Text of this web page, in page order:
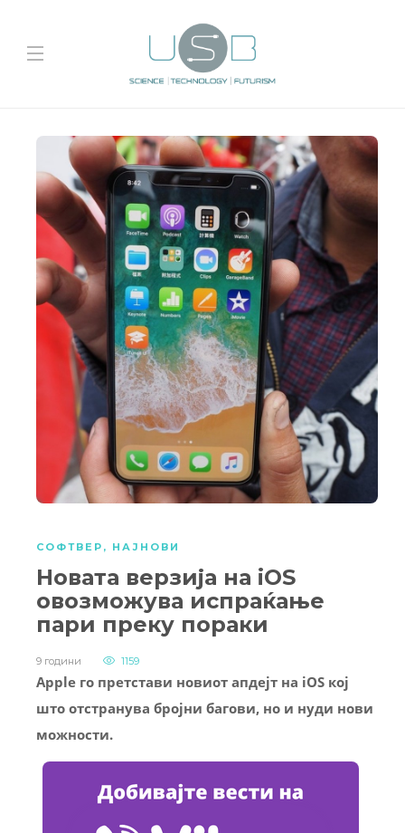
СОФТВЕР , НАЈНОВИ
Новата верзија на iOS
овозможува испраќање
пари преку пораки
9 години 1159
Apple го претстави новиот апдејт на iOS кој
што отстранува бројни багови, но и нуди нови
можности.